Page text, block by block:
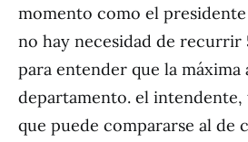
momento como el
no hay necesidad de
para entender que la
departamento. el
que puede compararse al de